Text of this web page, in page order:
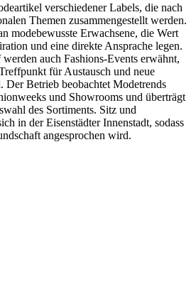
verschiedener Labels, die nach
Themen zusammengestellt werden.
modebewusste Erwachsene, die Wert
und eine direkte Ansprache legen.
auch Fashions-Events erwähnt,
für Austausch und neue
Betrieb beobachtet Modetrends
und Showrooms und überträgt
des Sortiments. Sitz und
in der Eisenstädter Innenstadt, sodass
angesprochen wird.